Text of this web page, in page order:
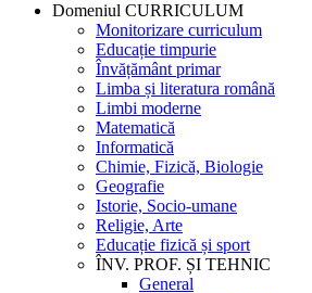
Domeniul CURRICULUM
Monitorizare curriculum
Educație timpurie
Învățământ primar
Limba și literatura română
Limbi moderne
Matematică
Informatică
Chimie, Fizică, Biologie
Geografie
Istorie, Socio-umane
Religie, Arte
Educație fizică și sport
ÎNV. PROF. ȘI TEHNIC
General